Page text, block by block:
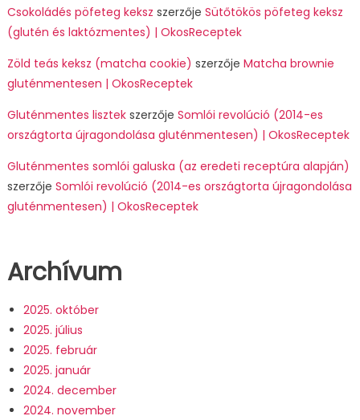
Csokoládés pöfeteg keksz szerzője Sütőtökös pöfeteg keksz
(glutén és laktózmentes) | OkosReceptek
Zöld teás keksz (matcha cookie) szerzője Matcha brownie
gluténmentesen | OkosReceptek
Gluténmentes lisztekszerzője Somlói revolúció (2014-es
országtorta újragondolása gluténmentesen) | OkosReceptek
Gluténmentes somlói galuska (az eredeti receptúra alapján)
szerzője Somlói revolúció (2014-es országtorta újragondolása
gluténmentesen) | OkosReceptek
Archívum
2025. október
2025. július
2025. február
2025. január
2024. december
2024. november